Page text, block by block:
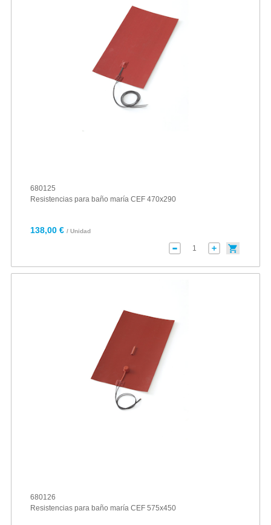
680125
Resistencias para baño maría CEF 470x290
138,00 € / Unidad
680126
Resistencias para baño maría CEF 575x450